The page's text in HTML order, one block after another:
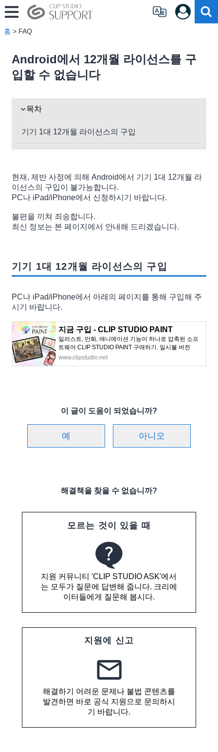
홈 > FAQ
Android에서 12개월 라이선스를 구
입할 수 없습니다
목차
기기 1대 12개월 라이선스의 구입
현재, 제반 사정에 의해 Android에서 기기 1대 12개월 라
이선스의 구입이 불가능합니다.
PC나 iPad/iPhone에서 신청하시기 바랍니다.
불편을 끼쳐 죄송합니다.
최신 정보는 본 페이지에서 안내해 드리겠습니다.
기기 1대 12개월 라이선스의 구입
PC나 iPad/iPhone에서 아래의 페이지를 통해 구입해 주
시기 바랍니다.
지금 구입 - CLIP STUDIO PAINT
일러스트, 만화, 애니메이션 기능이 하나로 압축된 소프
트웨어 CLIP STUDIO PAINT 구매하기. 일시불 버전
(Windows/macOS)은 온라인에서 구입하실 수 있습니다.
www.clipstudio.net
이 글이 도움이 되었습니까?
예 아니오
해결책을 찾을 수 없습니까?
모르는 것이 있을 때
지원 커뮤니티 'CLIP STUDIO ASK'에서
는 모두가 질문에 답변해 줍니다. 크리에
이터들에게 질문해 봅시다.
지원에 신고
해결하기 어려운 문제나 불법 콘텐츠를
발견하면 바로 공식 지원으로 문의하시
기 바랍니다.